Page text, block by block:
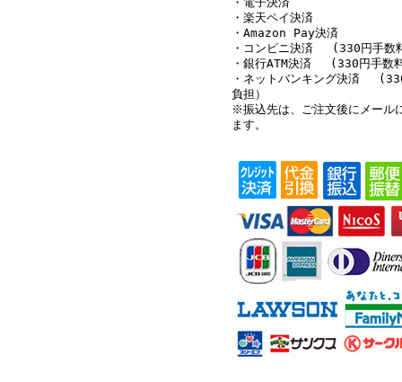
・楽天ペイ決済
・Amazon Pay決済
・コンビニ決済 (330円手数
・銀行ATM決済 (330円手数
・ネットバンキング決済
負担）
※振込先は、ご注文後にメール
ます。